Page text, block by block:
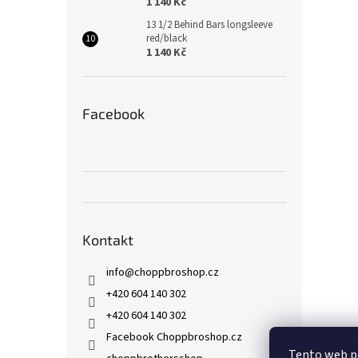
13 1/2 Behind Bars longsleeve
red/black
1 140 Kč
Facebook
Kontakt
info@choppbroshop.cz
+420 604 140 302
+420 604 140 302
Facebook Choppbroshop.cz